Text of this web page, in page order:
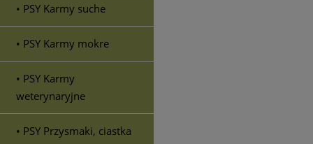
• PSY Karmy suche
• PSY Karmy mokre
• PSY Karmy
weterynaryjne
• PSY Przysmaki, ciastka